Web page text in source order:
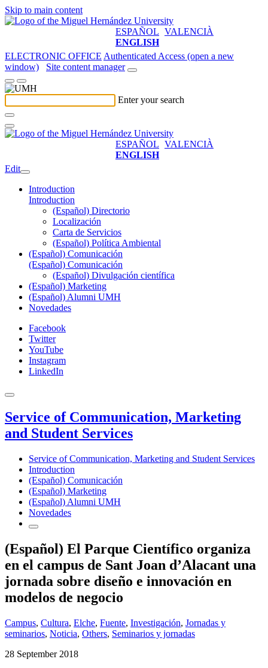
Skip to main content
ESPAÑOL VALENCIÀ
ENGLISH
ELECTRONIC OFFICE Authenticated Access (open a new
window)
Site content manager
Enter your search
ESPAÑOL VALENCIÀ
ENGLISH
Edit
Introduction
Introduction
(Español) Directorio
Localización
Carta de Servicios
(Español) Política Ambiental
(Español) Comunicación
(Español) Comunicación
(Español) Divulgación científica
(Español) Marketing
(Español) Alumni UMH
Novedades
Facebook
Twitter
YouTube
Instagram
LinkedIn
Service of Communication, Marketing
and Student Services
Service of Communication, Marketing and Student Services
Introduction
(Español) Comunicación
(Español) Marketing
(Español) Alumni UMH
Novedades
(Español) El Parque Científico organiza
en el campus de Sant Joan d’Alacant una
jornada sobre diseño e innovación en
modelos de negocio
Campus, Cultura, Elche, Fuente, Investigación, Jornadas y
seminarios, Noticia, Others, Seminarios y jornadas
28 September 2018